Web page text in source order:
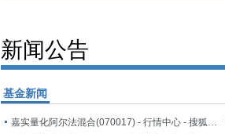
新闻公告
基金新闻
嘉实量化阿尔法混合(070017) - 行情中心 - 搜狐基金